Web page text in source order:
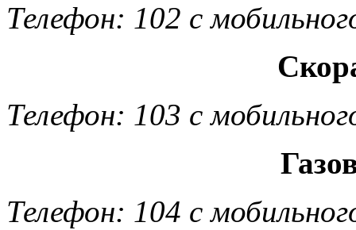
Телефон: 102 с
Телефон: 103 с
Телефон: 104 с